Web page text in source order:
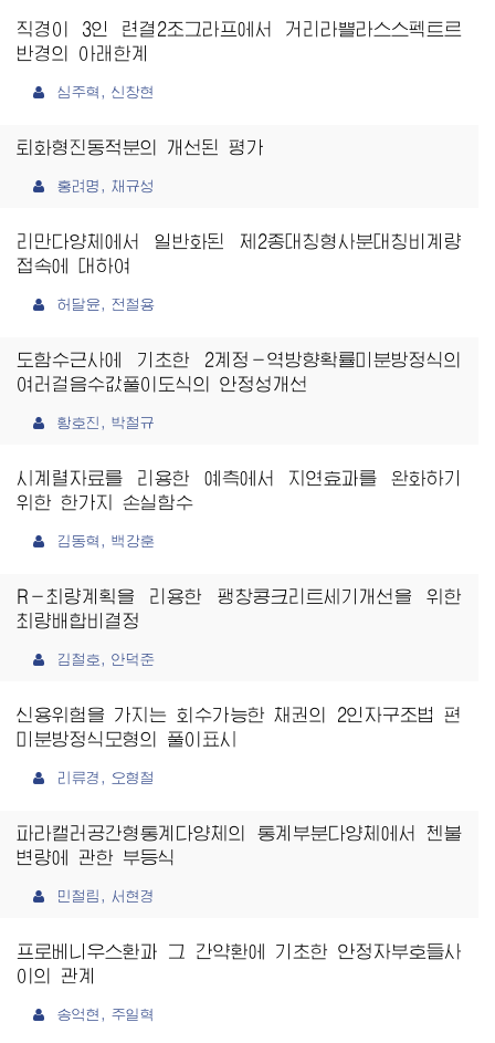
직경이 3인 련결2조그라프에서 거리라쁠라스스펙트르
반경의 아래한계
심주혁, 신창현
퇴화형진동적분의 개선된 평가
홍려명, 채규성
리만다양체에서 일반화된 제2종대칭형사분대칭비계량
접속에 대하여
허달윤, 전철용
도함수근사에 기초한 2계정－역방향확률미분방정식의
여러걸음수값풀이도식의 안정성개선
황호진, 박철규
시계렬자료를 리용한 예측에서 지연효과를 완화하기
위한 한가지 손실함수
김동혁, 백강훈
R－최량계획을 리용한 팽창콩크리트세기개선을 위한
최량배합비결정
김철호, 안덕준
신용위험을 가지는 회수가능한 채권의 2인자구조법 편
미분방정식모형의 풀이표시
리류경, 오형철
파라캘러공간형통계다양체의 통계부분다양체에서 첸불
변량에 관한 부등식
민철림, 서현경
프로베니우스환과 그 간약환에 기초한 안정자부호들사
이의 관계
송억현, 주일혁